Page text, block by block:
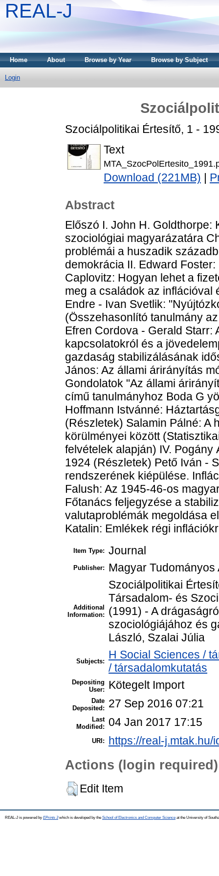
REAL-J
Home About Browse by Year Browse by Subject
Login
Szociálpolitikai Értesítő, 1 -
Text
Download (221MB)
Abstract
Előszó I. John H. Goldthorpe:
szociológiai magyarázatára
problémái a huszadik
demokrácia II. Edward
Caplovitz: Hogyan lehet a
meg a családok az inflációval
Endre - Ivan Svetlik:
(Összehasonlító tanulmány
Efren Cordova - Gerald Starr:
kapcsolatokról és a
gazdaság stabilizálásának
János: Az állami árirányítás
Gondolatok "Az állami
című tanulmányhoz Boda G
Hoffmann Istvánné:
(Részletek) Salamin Pálné: A
körülményei között
felvételek alapján) IV.
1924 (Részletek) Pető Iván -
rendszerének kiépülése.
Falush: Az 1945-46-os
Főtanács feljegyzése a
valutaproblémák megoldása
Katalin: Emlékek régi
Item Type: Journal
Publisher: Magyar
Additional
Information:
Szociálpolitikai
Társadalom- és
(1991) - A
szociológiájához és
László, Szalai Júlia
Subjects:
H Social Sciences /
/ társadalomkutatás
Depositing
User:
Kötegelt Import
Date
Deposited:
27 Sep 2016 07:21
Last
Modified:
04 Jan 2017 17:15
URI: https://real-j.mtak.hu/
Actions (login required)
Edit Item
REAL-J is powered by EPrints 3which is developed by the School of Electronics and Computer Science at the University of